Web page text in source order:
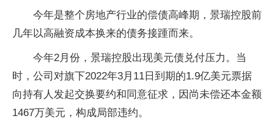
今年是整个房地产行业的偿债高峰期，景瑞控股前
几年以高融资成本换来的债务接踵而来。
今年2月份，景瑞控股出现美元债兑付压力。当
时，公司对旗下2022年3月11日到期的1.9亿美元票据
向持有人发起交换要约和同意征求，因尚未偿还本金额
1467万美元，构成局部违约。